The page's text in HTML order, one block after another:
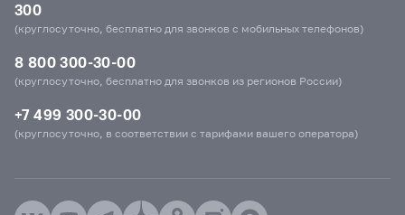
300
(круглосуточно, бесплатно для звонков с мобильных телефонов)
8 800 300-30-00
(круглосуточно, бесплатно для звонков из регионов России)
+7 499 300-30-00
(круглосуточно, в соответствии с тарифами вашего оператора)